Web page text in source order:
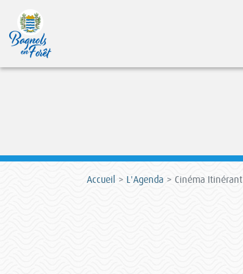
Accueil L'Agenda Cinéma Itinérant